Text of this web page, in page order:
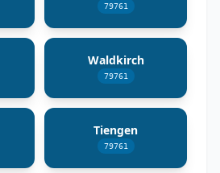
79761
Waldkirch
79761
Tiengen
79761